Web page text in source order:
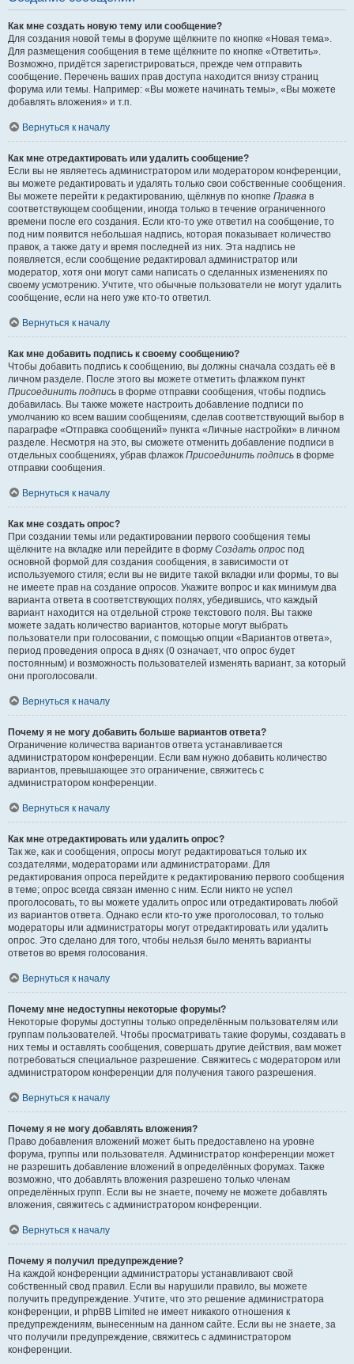
Как мне создать новую тему или сообщение?
Для создания новой темы в форуме щёлкните по кнопке «Новая тема».
Для размещения сообщения в теме щёлкните по кнопке «Ответить».
Возможно, придётся зарегистрироваться, прежде чем отправить
сообщение. Перечень ваших прав доступа находится внизу страниц
форума или темы. Например: «Вы можете начинать темы», «Вы можете
добавлять вложения» и т.п.
Вернуться к началу
Как мне отредактировать или удалить сообщение?
Если вы не являетесь администратором или модератором конференции,
вы можете редактировать и удалять только свои собственные сообщения.
Вы можете перейти к редактированию, щёлкнув по кнопке Правка в
соответствующем сообщении, иногда только в течение ограниченного
времени после его создания. Если кто-то уже ответил на сообщение, то
под ним появится небольшая надпись, которая показывает количество
правок, а также дату и время последней из них. Эта надпись не
появляется, если сообщение редактировал администратор или
модератор, хотя они могут сами написать о сделанных изменениях по
своему усмотрению. Учтите, что обычные пользователи не могут удалить
сообщение, если на него уже кто-то ответил.
Вернуться к началу
Как мне добавить подпись к своему сообщению?
Чтобы добавить подпись к сообщению, вы должны сначала создать её в
личном разделе. После этого вы можете отметить флажком пункт
Присоединить подпись в форме отправки сообщения, чтобы подпись
добавилась. Вы также можете настроить добавление подписи по
умолчанию ко всем вашим сообщениям, сделав соответствующий выбор в
параграфе «Отправка сообщений» пункта «Личные настройки» в личном
разделе. Несмотря на это, вы сможете отменить добавление подписи в
отдельных сообщениях, убрав флажок Присоединить подпись в форме
отправки сообщения.
Вернуться к началу
Как мне создать опрос?
При создании темы или редактировании первого сообщения темы
щёлкните на вкладке или перейдите в форму Создать опрос под
основной формой для создания сообщения, в зависимости от
используемого стиля; если вы не видите такой вкладки или формы, то вы
не имеете прав на создание опросов. Укажите вопрос и как минимум два
варианта ответа в соответствующих полях, убедившись, что каждый
вариант находится на отдельной строке текстового поля. Вы также
можете задать количество вариантов, которые могут выбрать
пользователи при голосовании, с помощью опции «Вариантов ответа»,
период проведения опроса в днях (0 означает, что опрос будет
постоянным) и возможность пользователей изменять вариант, за который
они проголосовали.
Вернуться к началу
Почему я не могу добавить больше вариантов ответа?
Ограничение количества вариантов ответа устанавливается
администратором конференции. Если вам нужно добавить количество
вариантов, превышающее это ограничение, свяжитесь с
администратором конференции.
Вернуться к началу
Как мне отредактировать или удалить опрос?
Так же, как и сообщения, опросы могут редактироваться только их
создателями, модераторами или администраторами. Для
редактирования опроса перейдите к редактированию первого сообщения
в теме; опрос всегда связан именно с ним. Если никто не успел
проголосовать, то вы можете удалить опрос или отредактировать любой
из вариантов ответа. Однако если кто-то уже проголосовал, то только
модераторы или администраторы могут отредактировать или удалить
опрос. Это сделано для того, чтобы нельзя было менять варианты
ответов во время голосования.
Вернуться к началу
Почему мне недоступны некоторые форумы?
Некоторые форумы доступны только определённым пользователям или
группам пользователей. Чтобы просматривать такие форумы, создавать в
них темы и оставлять сообщения, совершать другие действия, вам может
потребоваться специальное разрешение. Свяжитесь с модератором или
администратором конференции для получения такого разрешения.
Вернуться к началу
Почему я не могу добавлять вложения?
Право добавления вложений может быть предоставлено на уровне
форума, группы или пользователя. Администратор конференции может
не разрешить добавление вложений в определённых форумах. Также
возможно, что добавлять вложения разрешено только членам
определённых групп. Если вы не знаете, почему не можете добавлять
вложения, свяжитесь с администратором конференции.
Вернуться к началу
Почему я получил предупреждение?
На каждой конференции администраторы устанавливают свой
собственный свод правил. Если вы нарушили правило, вы можете
получить предупреждение. Учтите, что это решение администратора
конференции, и phpBB Limited не имеет никакого отношения к
предупреждениям, вынесенным на данном сайте. Если вы не знаете, за
что получили предупреждение, свяжитесь с администратором
конференции.